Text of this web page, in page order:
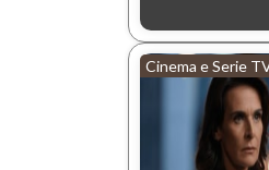
Cinema e Serie